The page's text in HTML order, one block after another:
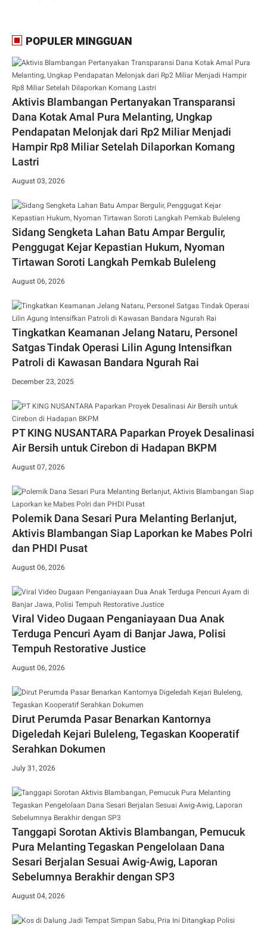
POPULER MINGGUAN
Aktivis Blambangan Pertanyakan Transparansi
Dana Kotak Amal Pura Melanting, Ungkap
Pendapatan Melonjak dari Rp2 Miliar Menjadi
Hampir Rp8 Miliar Setelah Dilaporkan Komang
Lastri
August 03, 2026
Sidang Sengketa Lahan Batu Ampar Bergulir,
Penggugat Kejar Kepastian Hukum, Nyoman
Tirtawan Soroti Langkah Pemkab Buleleng
August 06, 2026
Tingkatkan Keamanan Jelang Nataru, Personel
Satgas Tindak Operasi Lilin Agung Intensifkan
Patroli di Kawasan Bandara Ngurah Rai
December 23, 2025
PT KING NUSANTARA Paparkan Proyek Desalinasi
Air Bersih untuk Cirebon di Hadapan BKPM
August 07, 2026
Polemik Dana Sesari Pura Melanting Berlanjut,
Aktivis Blambangan Siap Laporkan ke Mabes Polri
dan PHDI Pusat
August 06, 2026
Viral Video Dugaan Penganiayaan Dua Anak
Terduga Pencuri Ayam di Banjar Jawa, Polisi
Tempuh Restorative Justice
August 06, 2026
Dirut Perumda Pasar Benarkan Kantornya
Digeledah Kejari Buleleng, Tegaskan Kooperatif
Serahkan Dokumen
July 31, 2026
Tanggapi Sorotan Aktivis Blambangan, Pemucuk
Pura Melanting Tegaskan Pengelolaan Dana
Sesari Berjalan Sesuai Awig-Awig, Laporan
Sebelumnya Berakhir dengan SP3
August 04, 2026